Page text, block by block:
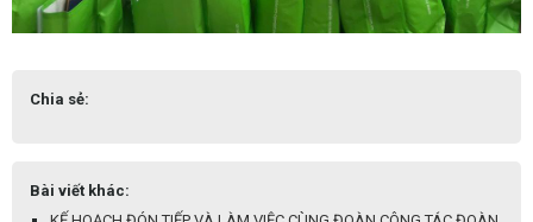
Chia sẻ:
Bài viết khác: